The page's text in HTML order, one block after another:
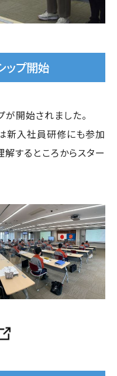
プ開始
開始されました。
新入社員研修にも参加
するところからスター